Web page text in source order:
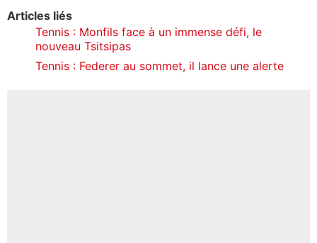
Articles liés
Tennis : Monfils face à un immense défi, le
nouveau Tsitsipas
Tennis : Federer au sommet, il lance une alerte